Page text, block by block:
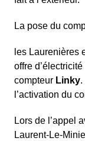
La pose du
les Laurenières
offre
compteur Linky.
l’activation du
Lors de l’appel
Laurent-Le-